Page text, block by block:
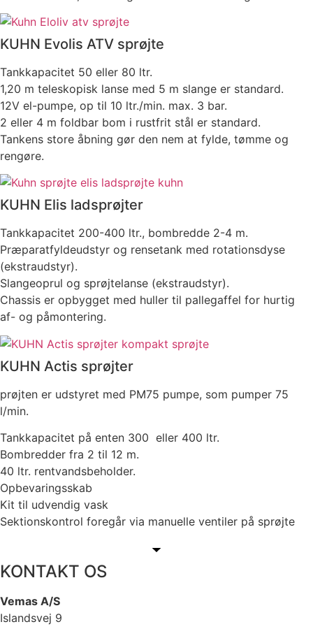
KUHN Evolis ATV sprøjte
Tankkapacitet 50 eller 80 ltr.
1,20 m teleskopisk lanse med 5 m slange er standard.
12V el-pumpe, op til 10 ltr./min. max. 3 bar.
2 eller 4 m foldbar bom i rustfrit stål er standard.
Tankens store åbning gør den nem at fylde, tømme og
rengøre.
KUHN Elis ladsprøjter
Tankkapacitet 200-400 ltr., bombredde 2-4 m.
Præparatfyldeudstyr og rensetank med rotationsdyse
(ekstraudstyr).
Slangeoprul og sprøjtelanse (ekstraudstyr).
Chassis er opbygget med huller til pallegaffel for hurtig
af- og påmontering.
KUHN Actis sprøjter
prøjten er udstyret med PM75 pumpe, som pumper 75
l/min.
Tankkapacitet på enten 300 eller 400 ltr.
Bombredder fra 2 til 12 m.
40 ltr. rentvandsbeholder.
Opbevaringsskab
Kit til udvendig vask
Sektionskontrol foregår via manuelle ventiler på sprøjte
KONTAKT OS
Vemas A/S
Islandsvej 9